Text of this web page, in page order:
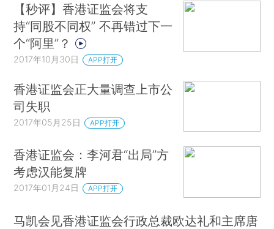
【秒评】香港证监会将支
持“同股不同权” 不再错过下一
个“阿里”？
2017年10月30日 APP打开
香港证监会正大量调查上市公
司失职
2017年05月25日 APP打开
香港证监会：李河君“出局”方
考虑汉能复牌
2017年01月24日 APP打开
马凯会见香港证监会行政总裁欧达礼和主席唐